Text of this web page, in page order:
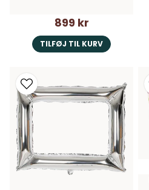
899 kr
TILFØJ TIL KURV